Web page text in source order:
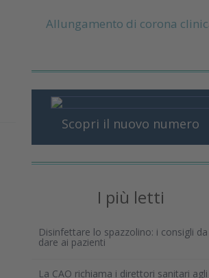
Allungamento di corona
Scopri il nuovo numero
I più letti
Disinfettare lo spazzolino: i consigli da
dare ai pazienti
La CAO richiama i direttori sanitari agli